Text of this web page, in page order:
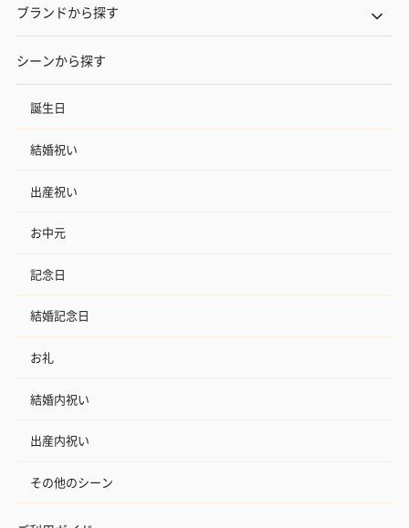
フラッグカプセル：イ
ンセンススティック
お酒
お酒を同梱してお届けいたします。
※20歳未満の方への酒類の販売はいたしません。
プレミアムビール イネ
おつまみ・その他
ブランドから探す
シーンから探す
誕生日
結婚祝い
出産祝い
お中元
記念日
結婚記念日
お礼
結婚内祝い
出産内祝い
その他のシーン